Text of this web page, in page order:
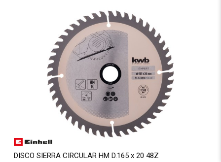
DISCO SIERRA CIRCULAR HM D.165 x 20 48Z